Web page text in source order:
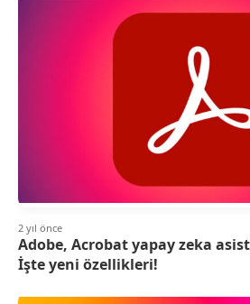
2 yıl önce
Adobe, Acrobat yapay zeka
İşte yeni özellikleri!